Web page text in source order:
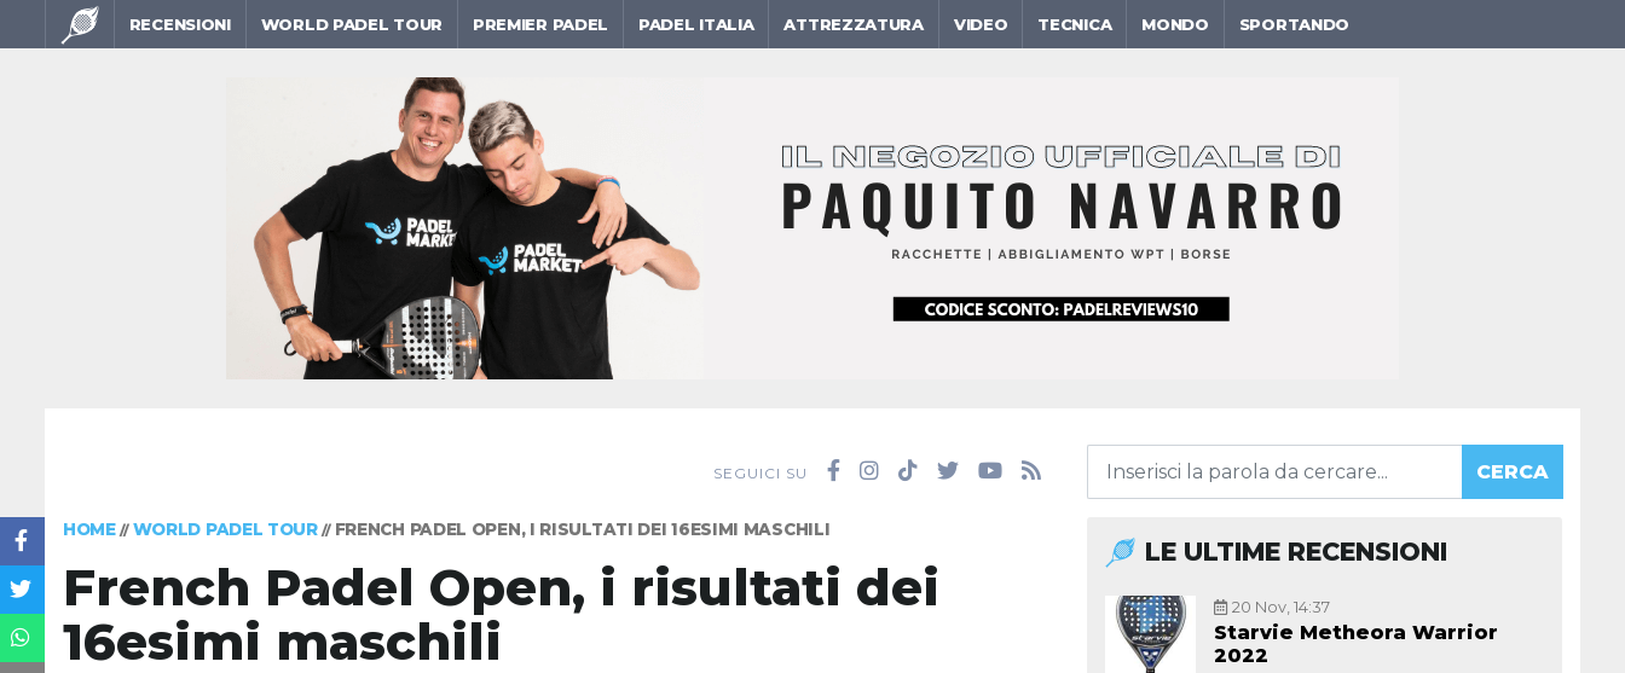
RECENSIONI WORLD PADEL TOUR PREMIER PADEL PADEL ITALIA ATTREZZATURA VIDEO TECNICA MONDO SPORTANDO
SEGUICI SU CERCA
HOME// WORLD PADEL TOUR// FRENCH PADEL OPEN, I RISULTATI DEI 16ESIMI MASCHILI
French Padel Open, i risultati dei
16esimi maschili
LE ULTIME RECENSIONI
20 Nov, 14:37
Starvie Metheora Warrior
2022